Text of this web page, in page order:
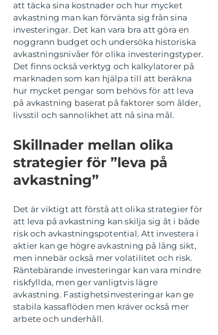
att täcka sina kostnader och hur mycket
avkastning man kan förvänta sig från sina
investeringar. Det kan vara bra att göra en
noggrann budget och undersöka historiska
avkastningsnivåer för olika investeringstyper.
Det finns också verktyg och kalkylatorer på
marknaden som kan hjälpa till att beräkna
hur mycket pengar som behövs för att leva
på avkastning baserat på faktorer som ålder,
livsstil och sannolikhet att nå sina mål.
Skillnader mellan olika
strategier för ”leva på
avkastning”
Det är viktigt att förstå att olika strategier för
att leva på avkastning kan skilja sig åt i både
risk och avkastningspotential. Att investera i
aktier kan ge högre avkastning på lång sikt,
men innebär också mer volatilitet och risk.
Räntebärande investeringar kan vara mindre
riskfyllda, men ger vanligtvis lägre
avkastning. Fastighetsinvesteringar kan ge
stabila kassaflöden men kräver också mer
arbete och underhåll.